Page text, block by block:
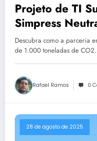
Projeto de TI
Simpress
Toneladas de
Descubra como a parceria
de 1.000 toneladas de
Rafael Ramos 0
28 de agosto de 2025